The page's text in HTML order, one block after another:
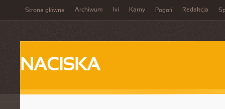
Strona główna Archiwum Ivi Karny Pogoń Redakcja
NACISKA